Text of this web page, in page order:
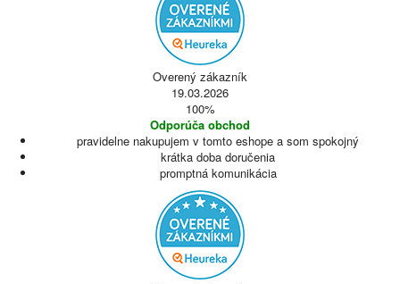
Overený zákazník
19.03.2026
100%
Odporúča obchod
pravidelne nakupujem v tomto eshope a som spokojný
krátka doba doručenia
promptná komunikácia